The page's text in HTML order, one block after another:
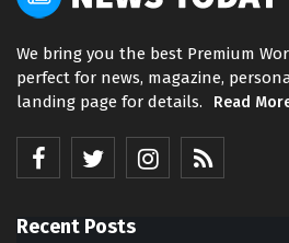
We bring you the best Premium
perfect for news, magazine,
landing page for details.
Read
Recent Posts